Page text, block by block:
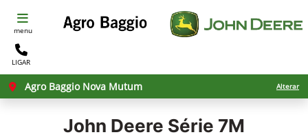
menu
LIGAR
Agro Baggio Nova Mutum Alterar
John Deere Série 7M